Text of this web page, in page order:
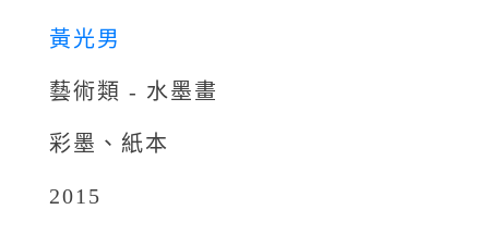
黃光男
藝術類 - 水墨畫
彩墨、紙本
2015